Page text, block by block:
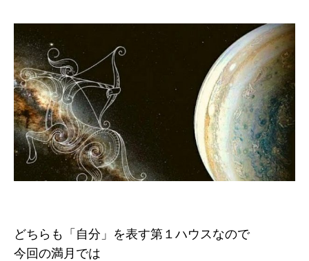
どちらも「自分」を表す第１ハウスなので
今回の満月では